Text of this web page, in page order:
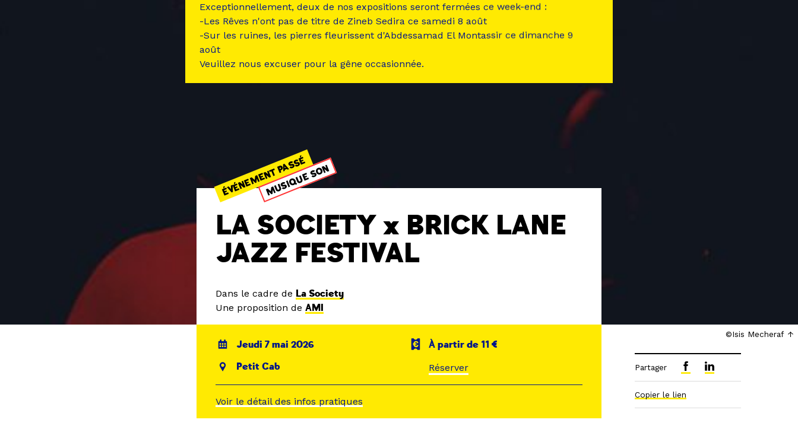
©Isis Mecheraf
ÉVÉNEMENT PASSÉ
MUSIQUE SON
LA SOCIETY x BRICK LANE
JAZZ FESTIVAL
Dans le cadre de La Society
Une proposition deAMI
Jeudi 7 mai 2026
À partir de 11 €
Petit Cab
Réserver
Voir le détail des infos pratiques
Partager
Copier le lien
Exceptionnellement, deux de nos expositions seront fermées ce week-end :
-Les Rêves n'ont pas de titre de Zineb Sedira ce samedi 8 août
-Sur les ruines, les pierres fleurissent d'Abdessamad El Montassir ce dimanche 9
août
Veuillez nous excuser pour la gêne occasionnée.